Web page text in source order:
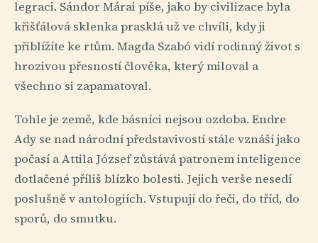
legraci. Sándor Márai píše, jako by civilizace byla
křišťálová sklenka prasklá už ve chvíli, kdy ji
přiblížíte ke rtům. Magda Szabó vidí rodinný život s
hrozivou přesností člověka, který miloval a
všechno si zapamatoval.
Tohle je země, kde básníci nejsou ozdoba. Endre
Ady se nad národní představivostí stále vznáší jako
počasí a Attila József zůstává patronem inteligence
dotlačené příliš blízko bolesti. Jejich verše nesedí
poslušně v antologiích. Vstupují do řeči, do tříd, do
sporů, do smutku.